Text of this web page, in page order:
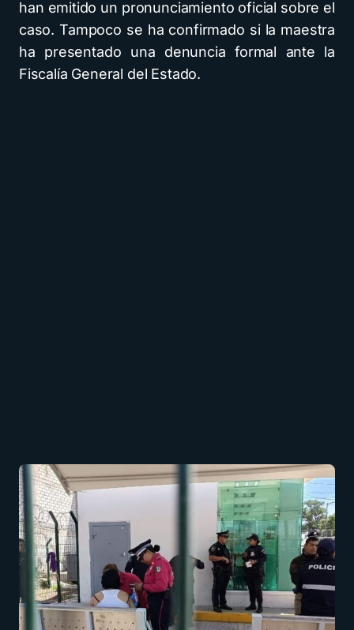
han emitido un pronunciamiento oficial sobre el
caso. Tampoco se ha confirmado si la maestra
ha presentado una denuncia formal ante la
Fiscalía General del Estado.